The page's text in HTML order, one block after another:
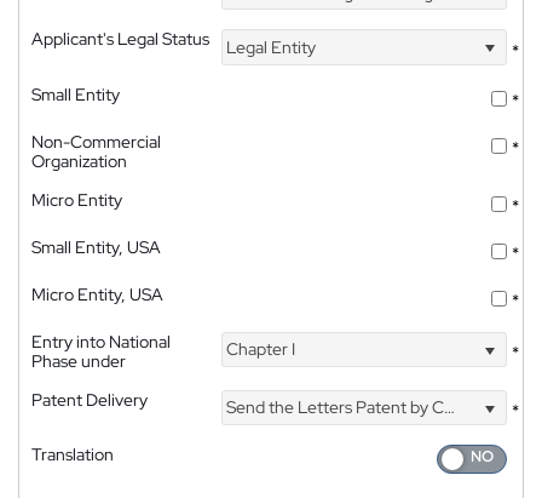
Applicant's Legal Status
Legal Entity
*
Small Entity
*
Non-Commercial
Organization
*
Micro Entity
*
Small Entity, USA
*
Micro Entity, USA
*
Entry into National
Phase under
Chapter I *
Patent Delivery Send the Letters Patent by Courier
*
Translation